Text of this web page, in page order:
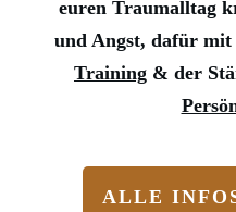
euren Traumalltag
und Angst, dafür mit
Training & der
ALLE